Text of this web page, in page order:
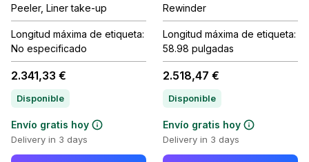
Peeler, Liner take-up
Longitud máxima de etiqueta:
No especificado
2.341,33 €
Disponible
Envío gratis hoy
Delivery in 3 days
Rewinder
Longitud máxima de etiqueta:
58.98 pulgadas
2.518,47 €
Disponible
Envío gratis hoy
Delivery in 3 days